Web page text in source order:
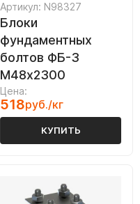
Артикул: N98327
Блоки
фундаментных
болтов ФБ-3
М48х2300
Цена:
518руб./кг
КУПИТЬ